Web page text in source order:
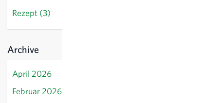
Rezept (3)
Archive
April 2026
Februar 2026